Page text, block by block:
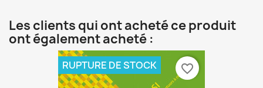
Les clients qui ont acheté ce produit
ont également acheté :
RUPTURE DE STOCK favorite_border